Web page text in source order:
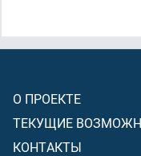
несправедливо,
самим себе
совершая
О ПРОЕКТЕ
ТЕКУЩИЕ
КОНТАКТЫ